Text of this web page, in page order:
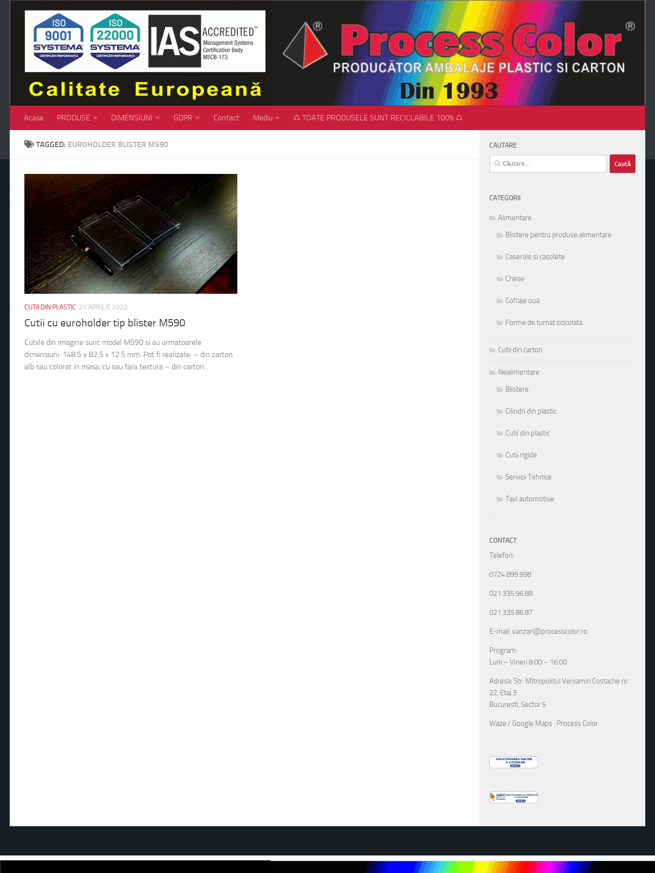
Skip to content
Acasa PRODUSE DIMENSIUNI GDPR Contact Mediu ♺ TOATE PRODUSELE SUNT RECICLABILE 100% ♺
TAGGED: EUROHOLDER BLISTER M590
CUTII DIN PLASTIC 21 APRILIE 2022
Cutii cu euroholder tip blister M590
Cutiile din imagine sunt model M590 si au urmatoarele
dimensiuni: 148.5 x 82.5 x 12.5 mm. Pot fi realizate: – din carton
alb sau colorat in masa, cu sau fara textura – din carton...
CAUTARE
Caută
după:
CATEGORII
Alimentare
Blistere pentru produse alimentare
Caserole si casolete
Chese
Cofraje oua
Forme de turnat ciocolata
Cutii din carton
Nealimentare
Blistere
Cilindri din plastic
Cutii din plastic
Cutii rigide
Servicii Tehnice
Tavi automotive
CONTACT
Telefon:
0724.899.998
021.335.96.88
021.335.86.87
E-mail: vanzari@processcolor.ro
Program:
Luni – Vineri 8:00 – 16:00
Adresa: Str. Mitropolitul Veniamin Costache nr.
22, Etaj 3
Bucuresti, Sector 5
Waze / Google Maps : Process Color